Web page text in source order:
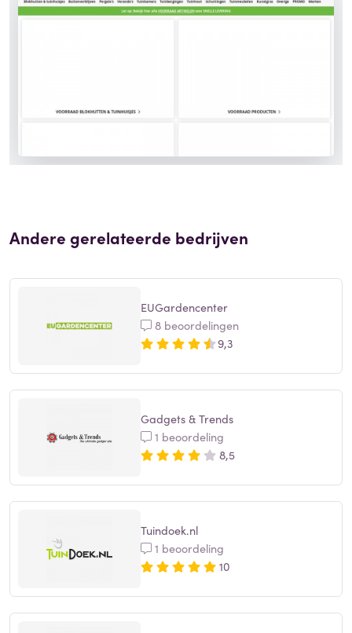
Andere gerelateerde bedrijven
EUGardencenter
8 beoordelingen
9,3
Gadgets & Trends
1 beoordeling
8,5
Tuindoek.nl
1 beoordeling
10